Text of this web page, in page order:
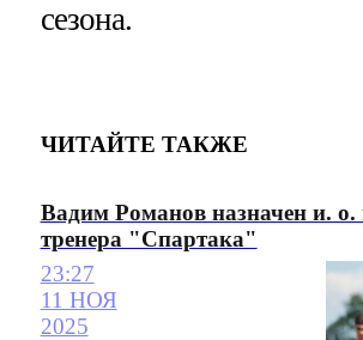
сезона.
ЧИТАЙТЕ ТАКЖЕ
Вадим Романов назначен и. о.
тренера "Спартака"
23:27
11 НОЯ
2025